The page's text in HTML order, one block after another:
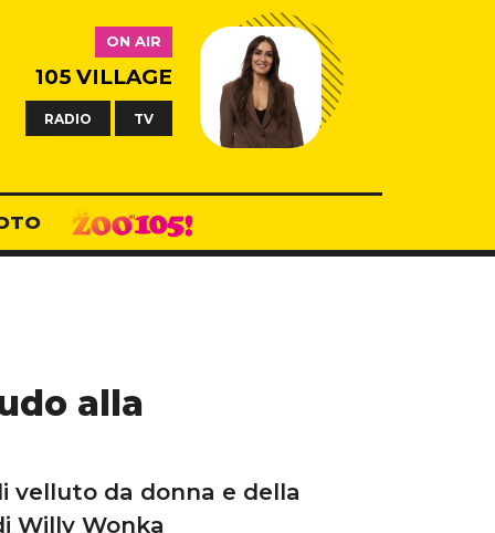
ON AIR
105 VILLAGE
RADIO TV
alla
velluto da donna e della
Willy Wonka